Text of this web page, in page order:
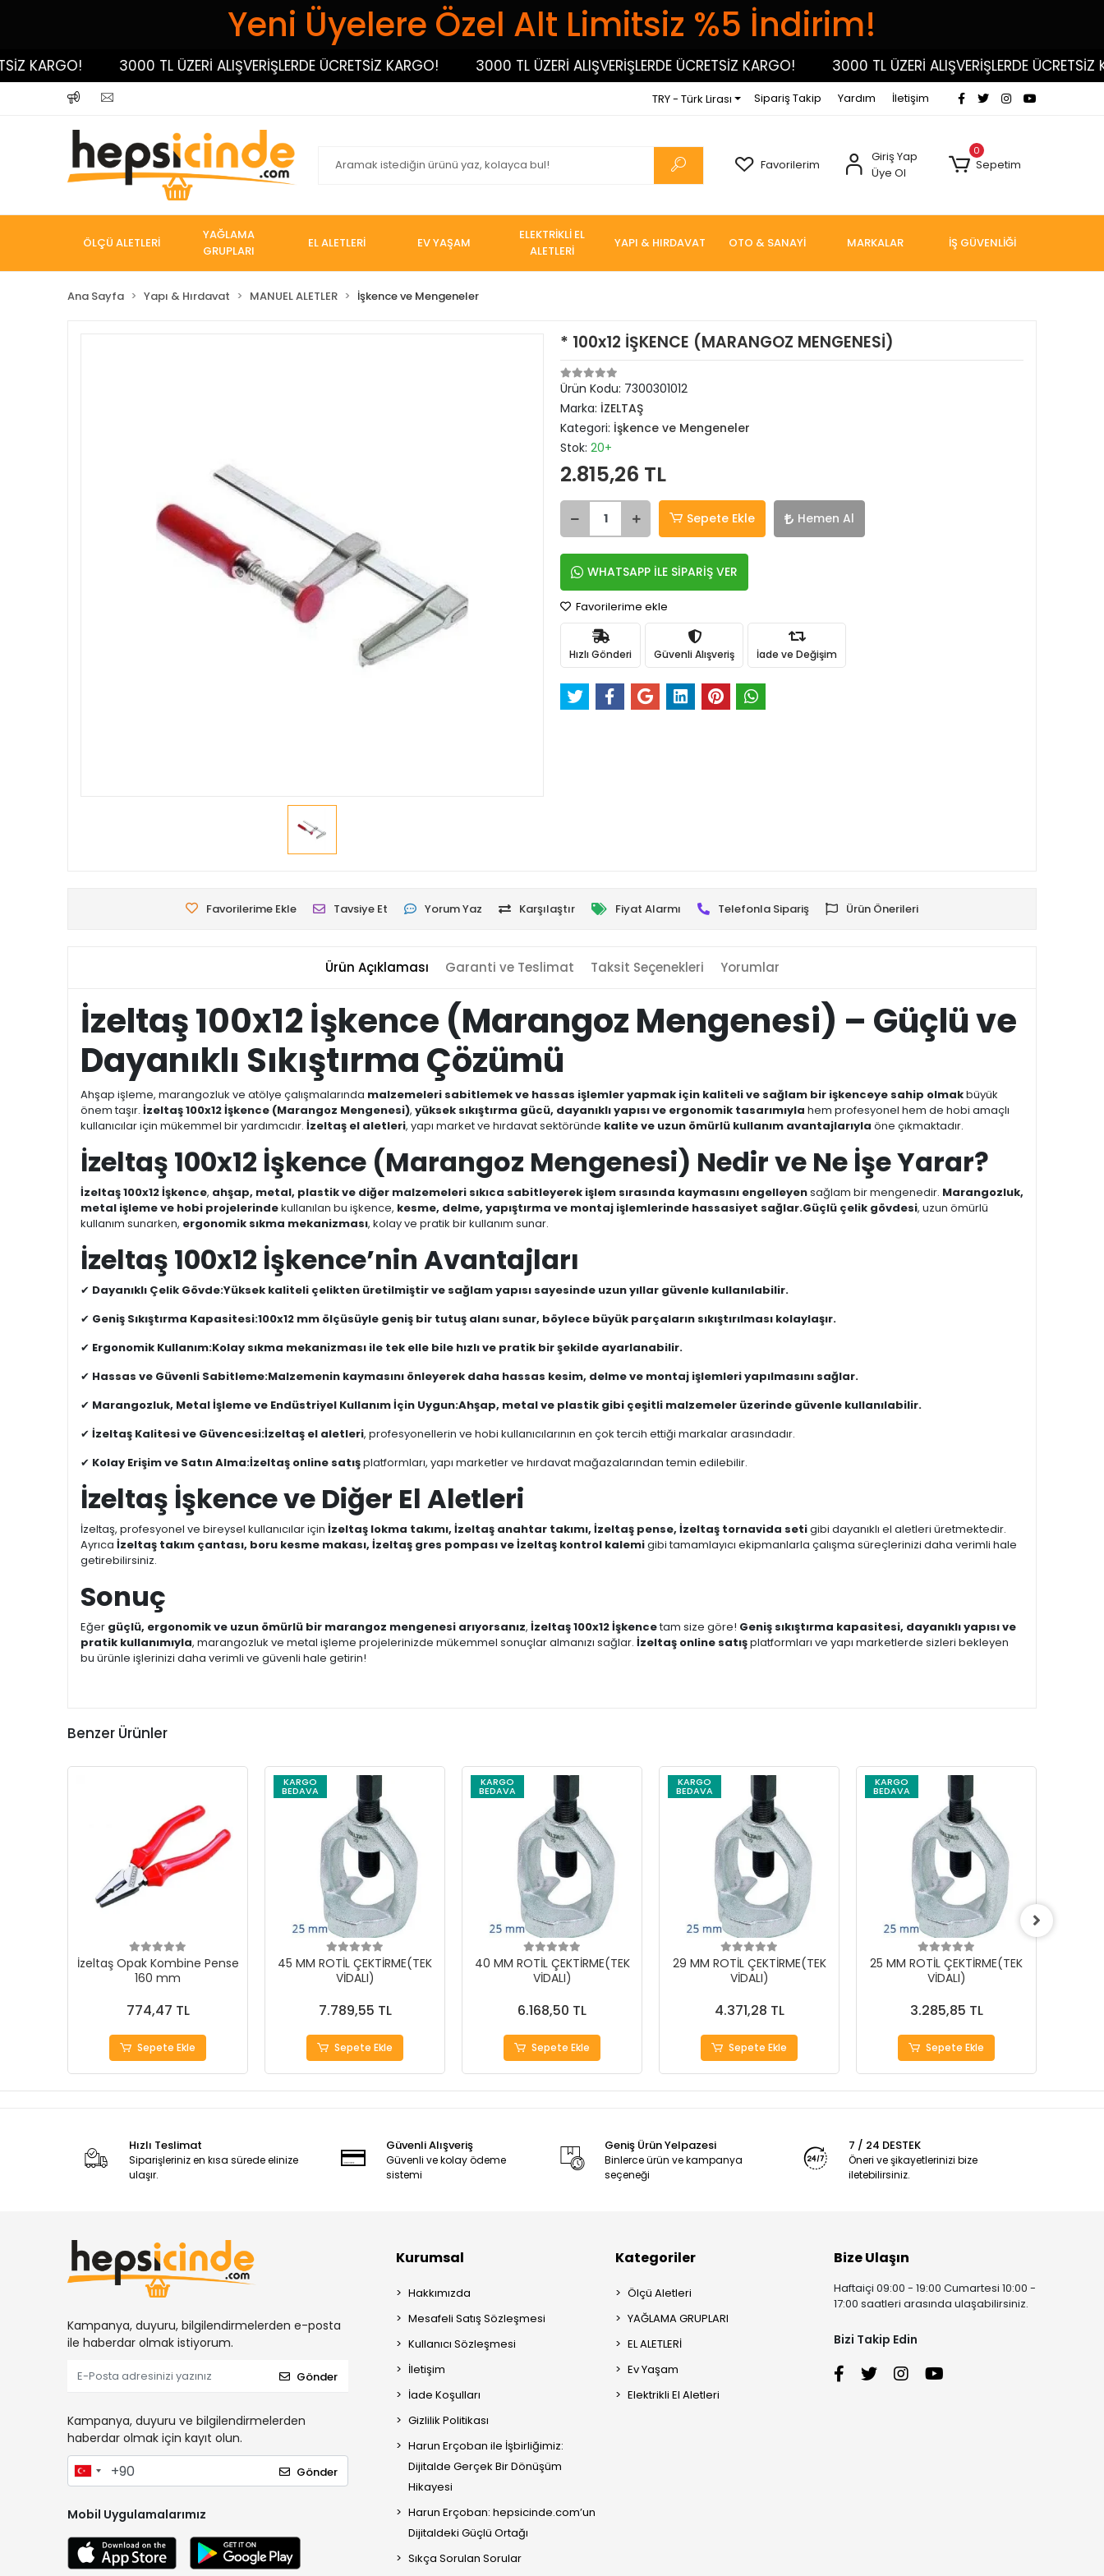
Yeni Üyelere Özel Alt Limitsiz %5 İndirim!
3000 TL ÜZERİ ALIŞVERİŞLERDE ÜCRETSİZ KARGO! 3000 TL ÜZERİ ALIŞVERİŞLERDE ÜCRETSİZ KARGO! 3000 TL ÜZERİ ALIŞVERİŞLERDE ÜCRETSİZ
TRY - Türk Lirası Sipariş Takip Yardım İletişim
Favorilerim
Giriş Yap
Üye Ol
0
Sepetim
ÖLÇÜ ALETLERİ
YAĞLAMA
GRUPLARI
EL ALETLERİ EV YAŞAM
ELEKTRİKLİ EL
ALETLERİ
YAPI & HIRDAVAT OTO & SANAYİ MARKALAR İŞ GÜVENLİĞİ
Ana Sayfa Yapı & Hırdavat MANUEL ALETLER İşkence ve Mengeneler
* 100x12 İŞKENCE (MARANGOZ MENGENESİ)
Ürün Kodu: 7300301012
Marka: İZELTAŞ
Kategori: İşkence ve Mengeneler
Stok: 20+
2.815,26 TL
Sepete Ekle Hemen Al
WHATSAPP İLE SİPARİŞ VER
Favorilerime ekle
Hızlı Gönderi Güvenli Alışveriş İade ve Değişim
Favorilerime Ekle Tavsiye Et Yorum Yaz Karşılaştır Fiyat Alarmı Telefonla Sipariş Ürün Önerileri
Ürün Açıklaması Garanti ve Teslimat Taksit Seçenekleri Yorumlar
İzeltaş 100x12 İşkence (Marangoz Mengenesi) – Güçlü ve
Dayanıklı Sıkıştırma Çözümü
Ahşap işleme, marangozluk ve atölye çalışmalarında malzemeleri sabitlemek ve hassas işlemler yapmak için kaliteli ve sağlam bir işkenceye sahip olmakbüyük
önem taşır. İzeltaş 100x12 İşkence (Marangoz Mengenesi), yüksek sıkıştırma gücü, dayanıklı yapısı ve ergonomik tasarımıyla hem profesyonel hem de hobi amaçlı
kullanıcılar için mükemmel bir yardımcıdır. İzeltaş el aletleri, yapı market ve hırdavat sektöründe kalite ve uzun ömürlü kullanım avantajlarıyla öne çıkmaktadır.
İzeltaş 100x12 İşkence (Marangoz Mengenesi) Nedir ve Ne İşe Yarar?
İzeltaş 100x12 İşkence, ahşap, metal, plastik ve diğer malzemeleri sıkıca sabitleyerek işlem sırasında kaymasını engelleyensağlam bir mengenedir. Marangozluk,
metal işleme ve hobi projelerindekullanılan bu işkence, kesme, delme, yapıştırma ve montaj işlemlerinde hassasiyet sağlar.Güçlü çelik gövdesi, uzun ömürlü
kullanım sunarken, ergonomik sıkma mekanizması, kolay ve pratik bir kullanım sunar.
İzeltaş 100x12 İşkence’nin Avantajları
✔ Dayanıklı Çelik Gövde:Yüksek kaliteli çelikten üretilmiştir ve sağlam yapısı sayesinde uzun yıllar güvenle kullanılabilir.
✔ Geniş Sıkıştırma Kapasitesi:100x12 mm ölçüsüyle geniş bir tutuş alanı sunar, böylece büyük parçaların sıkıştırılması kolaylaşır.
✔ Ergonomik Kullanım:Kolay sıkma mekanizması ile tek elle bile hızlı ve pratik bir şekilde ayarlanabilir.
✔ Hassas ve Güvenli Sabitleme:Malzemenin kaymasını önleyerek daha hassas kesim, delme ve montaj işlemleri yapılmasını sağlar.
✔ Marangozluk, Metal İşleme ve Endüstriyel Kullanım İçin Uygun:Ahşap, metal ve plastik gibi çeşitli malzemeler üzerinde güvenle kullanılabilir.
✔ İzeltaş Kalitesi ve Güvencesi:İzeltaş el aletleri, profesyonellerin ve hobi kullanıcılarının en çok tercih ettiği markalar arasındadır.
✔ Kolay Erişim ve Satın Alma:İzeltaş online satışplatformları, yapı marketler ve hırdavat mağazalarından temin edilebilir.
İzeltaş İşkence ve Diğer El Aletleri
İzeltaş, profesyonel ve bireysel kullanıcılar için İzeltaş lokma takımı, İzeltaş anahtar takımı, İzeltaş pense, İzeltaş tornavida setigibi dayanıklı el aletleri üretmektedir.
Ayrıca İzeltaş takım çantası, boru kesme makası, İzeltaş gres pompası ve İzeltaş kontrol kalemigibi tamamlayıcı ekipmanlarla çalışma süreçlerinizi daha verimli hale
getirebilirsiniz.
Sonuç
Eğer güçlü, ergonomik ve uzun ömürlü bir marangoz mengenesi arıyorsanız, İzeltaş 100x12 İşkencetam size göre! Geniş sıkıştırma kapasitesi, dayanıklı yapısı ve
pratik kullanımıyla, marangozluk ve metal işleme projelerinizde mükemmel sonuçlar almanızı sağlar. İzeltaş online satışplatformları ve yapı marketlerde sizleri bekleyen
bu ürünle işlerinizi daha verimli ve güvenli hale getirin!
Benzer Ürünler
İzeltaş Opak Kombine Pense
160 mm
774,47 TL
Sepete Ekle
KARGO
BEDAVA
45 MM ROTİL ÇEKTİRME(TEK
VİDALI)
7.789,55 TL
Sepete Ekle
KARGO
BEDAVA
40 MM ROTİL ÇEKTİRME(TEK
VİDALI)
6.168,50 TL
Sepete Ekle
KARGO
BEDAVA
29 MM ROTİL ÇEKTİRME(TEK
VİDALI)
4.371,28 TL
Sepete Ekle
KARGO
BEDAVA
25 MM ROTİL ÇEKTİRME(TEK
VİDALI)
3.285,85 TL
Sepete Ekle
Hızlı Teslimat
Siparişleriniz en kısa sürede elinize
ulaşır.
Güvenli Alışveriş
Güvenli ve kolay ödeme
sistemi
Geniş Ürün Yelpazesi
Binlerce ürün ve kampanya
seçeneği
7 / 24 DESTEK
Öneri ve şikayetlerinizi bize
iletebilirsiniz.
Kampanya, duyuru, bilgilendirmelerden e-posta
ile haberdar olmak istiyorum.
Gönder
Kampanya, duyuru ve bilgilendirmelerden
haberdar olmak için kayıt olun.
Gönder
Mobil Uygulamalarımız
Kurumsal
Hakkımızda
Mesafeli Satış Sözleşmesi
Kullanıcı Sözleşmesi
İletişim
İade Koşulları
Gizlilik Politikası
Harun Erçoban ile İşbirliğimiz:
Dijitalde Gerçek Bir Dönüşüm
Hikayesi
Harun Erçoban: hepsicinde.com’un
Dijitaldeki Güçlü Ortağı
Sıkça Sorulan Sorular
Kategoriler
Ölçü Aletleri
YAĞLAMA GRUPLARI
EL ALETLERİ
Ev Yaşam
Elektrikli El Aletleri
Bize Ulaşın
Haftaiçi 09:00 - 19:00 Cumartesi 10:00 -
17:00 saatleri arasında ulaşabilirsiniz.
Bizi Takip Edin